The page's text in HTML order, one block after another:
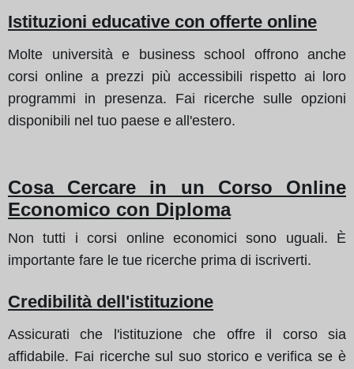
Istituzioni educative con offerte online
Molte università e business school offrono anche
corsi online a prezzi più accessibili rispetto ai loro
programmi in presenza. Fai ricerche sulle opzioni
disponibili nel tuo paese e all'estero.
Cosa Cercare in un Corso Online
Economico con Diploma
Non tutti i corsi online economici sono uguali. È
importante fare le tue ricerche prima di iscriverti.
Credibilità dell'istituzione
Assicurati che l'istituzione che offre il corso sia
affidabile. Fai ricerche sul suo storico e verifica se è